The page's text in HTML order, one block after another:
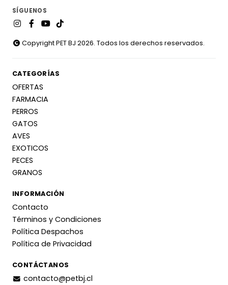
SÍGUENOS
Copyright PET BJ 2026. Todos los derechos reservados.
CATEGORÍAS
OFERTAS
FARMACIA
PERROS
GATOS
AVES
EXOTICOS
PECES
GRANOS
INFORMACIÓN
Contacto
Términos y Condiciones
Política Despachos
Política de Privacidad
CONTÁCTANOS
contacto@petbj.cl